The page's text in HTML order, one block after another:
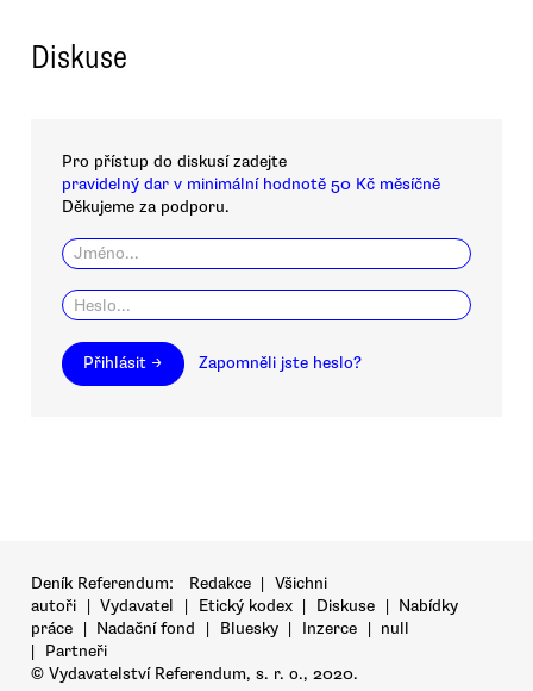
Diskuse
Pro přístup do diskusí zadejte
pravidelný dar v minimální hodnotě 50 Kč měsíčně
Děkujeme za podporu.
Přihlásit → Zapomněli jste heslo?
Deník Referendum: Redakce | Všichni
autoři | Vydavatel | Etický kodex | Diskuse | Nabídky
práce | Nadační fond | Bluesky | Inzerce | null
|
Partneři
© Vydavatelství Referendum, s. r. o., 2020.